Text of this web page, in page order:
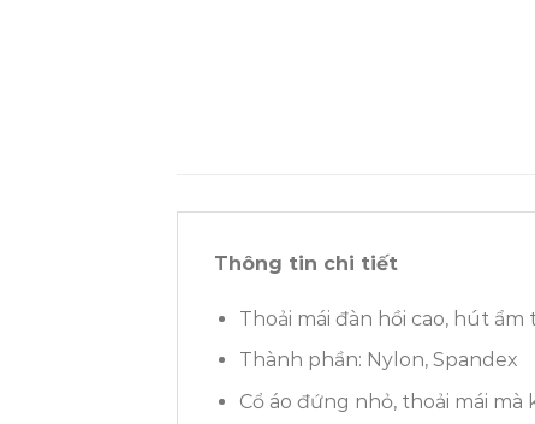
Thông tin chi tiết
Thoải mái đàn hồi cao, hút ẩm
Thành phần: Nylon, Spandex
Cổ áo đứng nhỏ, thoải mái mà